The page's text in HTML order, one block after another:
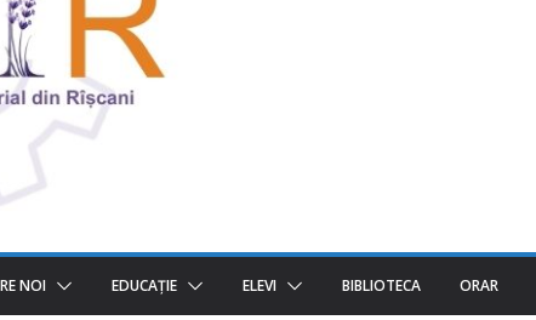
NOI EDUCAŢIE ELEVI BIBLIOTECA ORAR